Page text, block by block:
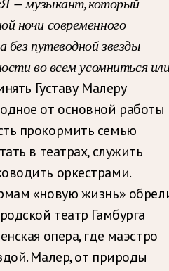
ночи современного
без путеводной звезды
во всем усомниться
Густаву Малеру
от основной работы
прокормить семью
в театрах, служить
оркестрами.
«новую жизнь»
театр Гамбурга
опера, где маэстро
Малер, от природы